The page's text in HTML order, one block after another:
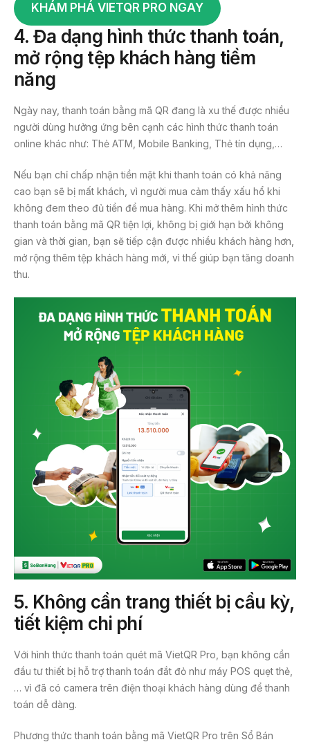
KHÁM PHÁ VIETQR PRO NGAY
4. Đa dạng hình thức thanh toán,
mở rộng tệp khách hàng tiềm
năng
Ngày nay, thanh toán bằng mã QR đang là xu thế được nhiều
người dùng hưởng ứng bên cạnh các hình thức thanh toán
online khác như: Thẻ ATM, Mobile Banking, Thẻ tín dụng,…
Nếu bạn chỉ chấp nhận tiền mặt khi thanh toán có khả năng
cao bạn sẽ bị mất khách, vì người mua cảm thấy xấu hổ khi
không đem theo đủ tiền để mua hàng. Khi mở thêm hình thức
thanh toán bằng mã QR tiện lợi, không bị giới hạn bởi không
gian và thời gian, bạn sẽ tiếp cận được nhiều khách hàng hơn,
mở rộng thêm tệp khách hàng mới, vì thế giúp bạn tăng doanh
thu.
5. Không cần trang thiết bị cầu kỳ,
tiết kiệm chi phí
Với hình thức thanh toán quét mã VietQR Pro, bạn không cần
đầu tư thiết bị hỗ trợ thanh toán đắt đỏ như máy POS quẹt thẻ,
… vì đã có camera trên điện thoại khách hàng dùng để thanh
toán dễ dàng.
Phương thức thanh toán bằng mã VietQR Pro trên Sổ Bán